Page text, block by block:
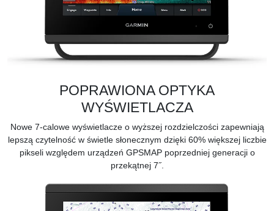
POPRAWIONA OPTYKA
WYŚWIETLACZA
Nowe 7-calowe wyświetlacze o wyższej rozdzielczości zapewniają
lepszą czytelność w świetle słonecznym dzięki 60% większej liczbie
pikseli względem urządzeń GPSMAP poprzedniej generacji o
przekątnej 7˝.